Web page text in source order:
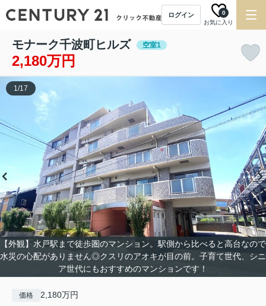
ログイン
お気に入り
0
モナーク千波町ヒルズ 空室1
2,180万円
【外観】水戸駅まで徒歩圏のマンション。駅側から比べると高台なので
水災の心配がありません◎クスリのアオキが目の前。子育て世代、シニ
ア世代にもおすすめのマンションです！
1/17
価格 2,180万円